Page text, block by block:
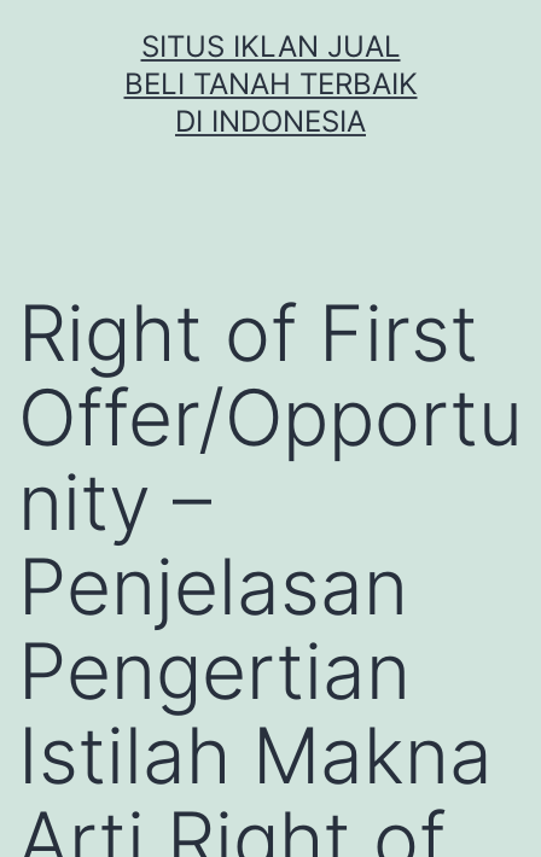
SITUS IKLAN JUAL
BELI TANAH TERBAIK
DI INDONESIA
Right of First
Offer/Opportu
nity –
Penjelasan
Pengertian
Istilah Makna